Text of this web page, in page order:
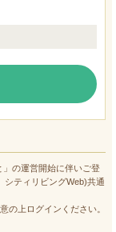
の運営開始に伴いご登
シティリビングWeb)共通
の上ログインください。